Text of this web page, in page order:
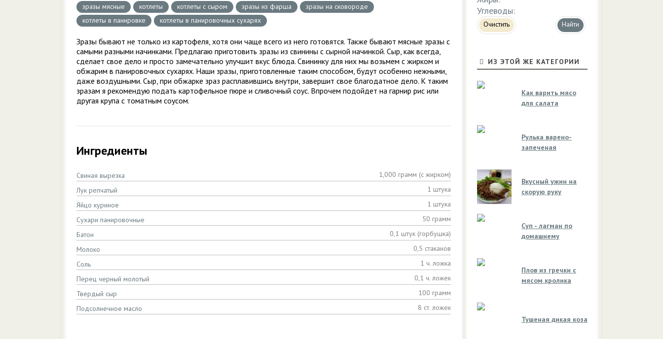
зразы мясные
котлеты котлеты с сыром зразы из фарша
зразы на сковороде
котлеты в панировке
котлеты в панировочных сухарях
Зразы бывают не только из картофеля, хотя они чаще всего из него готовятся. Также бывают мясные зразы с
самыми разными начинками. Предлагаю приготовить зразы из свинины с сырной начинкой. Сыр, как всегда,
сделает свое дело и просто замечательно улучшит вкус блюда. Свининку для них мы возьмем с жирком и
обжарим в панировочных сухарях. Наши зразы, приготовленные таким способом, будут особенно нежными,
даже воздушными. Сыр, при обжарке зраз расплавившись внутри, завершит свое благодатное дело. К таким
зразам я рекомендую подать картофельное пюре и сливочный соус. Впрочем подойдет на гарнир рис или
другая крупа с томатным соусом.
Ингредиенты
Свиная вырезка
1,000 грамм (с жирком)
Лук репчатый
1 штука
Яйцо куриное
1 штука
Сухари панировочные
50 грамм
Батон
0,1 штук (горбушка)
Молоко
0,5 стаканов
Соль
1 ч. ложка
Перец черный молотый
0,1 ч. ложек
Твердый сыр
100 грамм
Подсолнечное масло
8 ст. ложек
Углеводы:
Очистить
ИЗ ЭТОЙ ЖЕ КАТЕГОРИИ
Как варить мясо
для салата
Рулька варено-
запеченая
Вкусный ужин на
скорую руку
Суп - лагман по
домашнему
Плов из гречки с
мясом кролика
Тушеная дикая коза